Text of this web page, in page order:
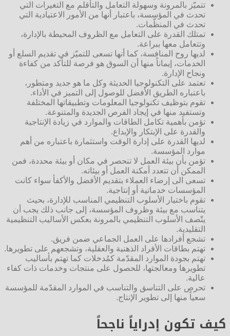
تتميّز بالمرونة وسهولة التعامل والتأقلم مع التغيرات التي
تحدث في المؤسسة، باعتبار أنها من الأمور الاعتيادية التي
تحدث في المنظّمات.
تمتلك القدرة على التعامل مع الظروف المحيطة بالإدارة،
وتتعامل معها ببراعة.
لديها روح المنافسة، كما أنها تسعى للتميّز في تقديم السلع أو
الخدمات، إيماناً منها أن السوق هو فرصة للتأكد من كفاءة
ونجاح الإدارة.
تعتمد على التكنولوجيا الحديثة وكل ما هو جديد ومتطور،
باعتباره الطريق الأفضل للوصول إلى التميز في الأداء.
تقوم بتوظيف تكنولوجيا المعلومات وتطبيقاتها المختلفة
وتستفيد منها في إيجاد الفرص الجديدة والمتنوعة.
تؤمن بأهمية تكامل الطاقات والموارد في زيادة الإنتاجية
والقدرة على الإبتكار والإبداع.
لديها القدرة على إدارة الوقت واستثمارة باعتباره من أهم
موارد المؤسسة.
تؤمن بأن بيئة العمل لا تنحصر في مكان أو بيئة محددة، فمن
الممكن أن تتعدد أمكنة العمل أو بيئاته.
تسعى الى إرضاء العملاء بتقديم الأفضل والأكفأ سواء كانت
المؤسسات خدماتية أو إنتاجية.
تقوم باختيار الأسلوب التنظيمي المناسب للإدارة، بحيث
يتناسب مع بيئة وظروف المؤسسة، إلى جانب ذلك يجب أن
يتّصف الأسلوب التنظيمي بالمرونة بعكس الأساليب التنظيمية
التقليدية.
تشجع أفرادها على العمل الجماعي ضمن فريق.
تهتم بطاقات الأفراد الذهنية والعقلية، وتشجعهم على تطويرها.
تهتم بجودة الموارد المقدّمة كمُدخلات كما تهتم بأساليب
تطويرها ومعالجتها، للحصول على منتجات وخدمات ذات كفاء
عالية.
تحرص على التناسق والتناسب في الموارد المقدّمة للمؤسسة
سعياً منها إلى تطوير الإنتاج.
كيف تكون إدراياً ناجحاً